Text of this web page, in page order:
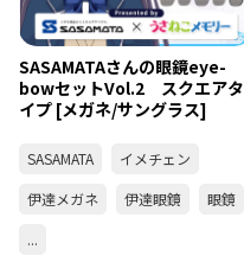
SASAMATAさんの眼鏡eye-
bowセットVol.2 スクエアタ
イプ [メガネ/サングラス]
SASAMATA
イメチェン
伊達メガネ
伊達眼鏡
眼鏡
...